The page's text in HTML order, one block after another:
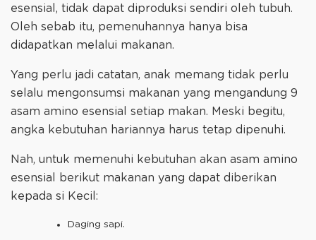
esensial, tidak dapat diproduksi sendiri oleh tubuh.
Oleh sebab itu, pemenuhannya hanya bisa
didapatkan melalui makanan.
Yang perlu jadi catatan, anak memang tidak perlu
selalu mengonsumsi makanan yang mengandung 9
asam amino esensial setiap makan. Meski begitu,
angka kebutuhan hariannya harus tetap dipenuhi.
Nah, untuk memenuhi kebutuhan akan asam amino
esensial berikut makanan yang dapat diberikan
kepada si Kecil:
Daging sapi.